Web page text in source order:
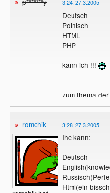
p*******y 3:24, 27.3.2005
Deutsch
Polnisch
HTML
PHP
kann ich !!!
zum thema
romchik 3:28, 27.3.2005
Ihc kann:
Deutsch
Html(ein